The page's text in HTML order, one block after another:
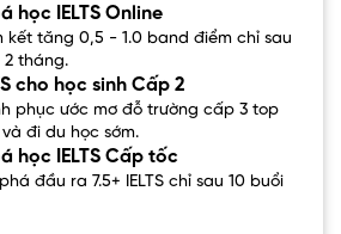
học IELTS Online
kết tăng 0,5 - 1.0 band điểm chỉ sau
2 tháng.
cho học sinh Cấp 2
phục ước mơ đỗ trường cấp 3 top
đi du học sớm.
học IELTS Cấp tốc
đầu ra 7.5+ IELTS chỉ sau 10 buổi